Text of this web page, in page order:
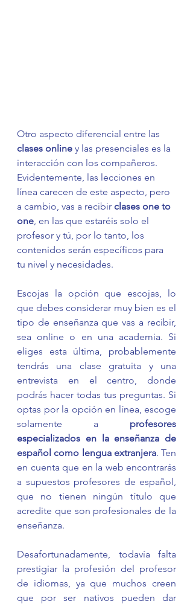
Otro aspecto diferencial entre las
clases online y las presenciales es la
interacción con los compañeros.
Evidentemente, las lecciones en
línea carecen de este aspecto, pero
a cambio, vas a recibir clases one to
one, en las que estaréis solo el
profesor y tú, por lo tanto, los
contenidos serán específicos para
tu nivel y necesidades.
Escojas la opción que escojas, lo
que debes considerar muy bien es el
tipo de enseñanza que vas a recibir,
sea online o en una academia. Si
eliges esta última, probablemente
tendrás una clase gratuita y una
entrevista en el centro, donde
podrás hacer todas tus preguntas. Si
optas por la opción en línea, escoge
solamente a profesores
especializados en la enseñanza de
español como lengua extranjera. Ten
en cuenta que en la web encontrarás
a supuestos profesores de español,
que no tienen ningún título que
acredite que son profesionales de la
enseñanza.
Desafortunadamente, todavía falta
prestigiar la profesión del profesor
de idiomas, ya que muchos creen
que por ser nativos pueden dar